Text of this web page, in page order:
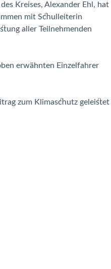
Kreises, Alexander Ehl, hat
mit Schulleiterin
aller Teilnehmenden
erwähnten Einzelfahrer
zum Klimaschutz geleistet